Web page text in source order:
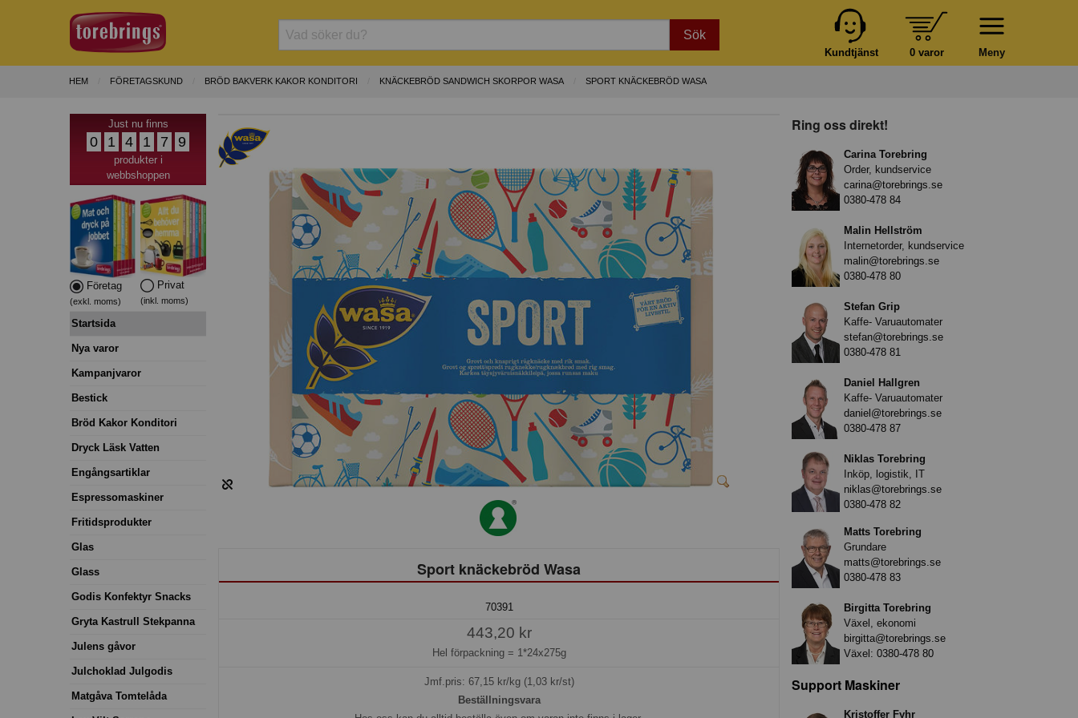
Sök
Meny
0 varor
Kundtjänst
HEM FÖRETAGSKUND BRÖD BAKVERK KAKOR KONDITORI KNÄCKEBRÖD SANDWICH SKORPOR WASA SPORT KNÄCKEBRÖD WASA
Just nu finns
0 1 4 1 7 9
produkter i
webbshoppen
Företag
(exkl. moms)
Privat
(inkl. moms)
Startsida
Nya varor
Kampanjvaror
Bestick
Bröd Kakor Konditori
Dryck Läsk Vatten
Engångsartiklar
Espressomaskiner
Fritidsprodukter
Glas
Glass
Godis Konfektyr Snacks
Gryta Kastrull Stekpanna
Julens gåvor
Julchoklad Julgodis
Matgåva Tomtelåda
Sport knäckebröd Wasa
70391
443,20 kr
Hel förpackning = 1*24x275g
Jmf.pris: 67,15kr/kg (1,03 kr/st)
Beställningsvara
Ring oss direkt!
Carina Torebring
Order, kundservice
carina@torebrings.se
0380-478 84
Malin Hellström
Internetorder, kundservice
malin@torebrings.se
0380-478 80
Stefan Grip
Kaffe- Varuautomater
stefan@torebrings.se
0380-478 81
Daniel Hallgren
Kaffe- Varuautomater
daniel@torebrings.se
0380-478 87
Niklas Torebring
Inköp, logistik, IT
niklas@torebrings.se
0380-478 82
Matts Torebring
Grundare
matts@torebrings.se
0380-478 83
Birgitta Torebring
Växel, ekonomi
birgitta@torebrings.se
Växel: 0380-478 80
Support Maskiner
Kristoffer Fyhr